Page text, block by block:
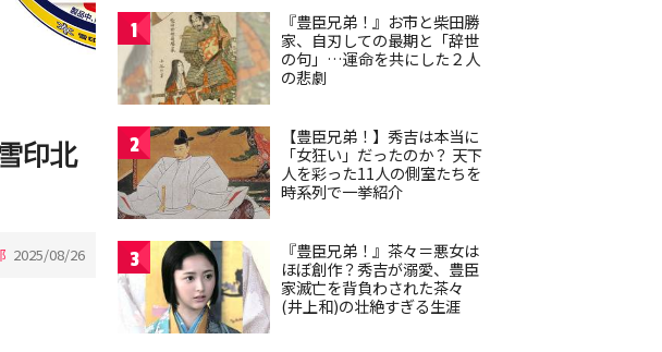
印北
2025/08/26
1
『豊臣兄弟！』お市と柴田勝
家、自刃しての最期と「辞世
の句」…運命を共にした２人
の悲劇
2
【豊臣兄弟！】秀吉は本当に
「女狂い」だったのか？ 天下
人を彩った11人の側室たちを
時系列で一挙紹介
3
『豊臣兄弟！』茶々＝悪女は
ほぼ創作？秀吉が溺愛、豊臣
家滅亡を背負わされた茶々
(井上和)の壮絶すぎる生涯